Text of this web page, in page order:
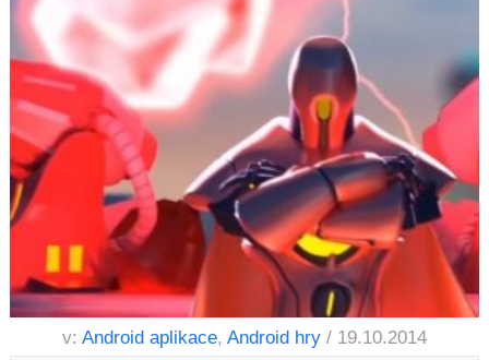
v: Android aplikace, Android hry / 19.10.2014